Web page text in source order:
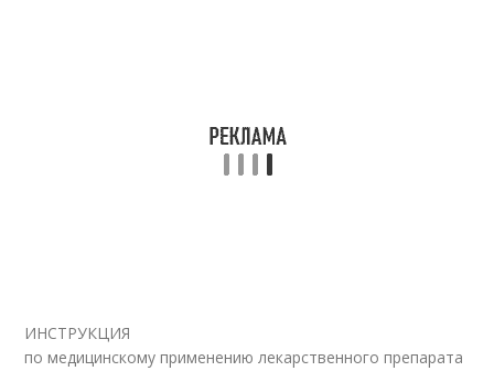
ИНСТРУКЦИЯ
по медицинскому применению лекарственного препарата